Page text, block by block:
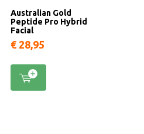
Australian Gold
Peptide Pro Hybrid
Facial
€ 28,95